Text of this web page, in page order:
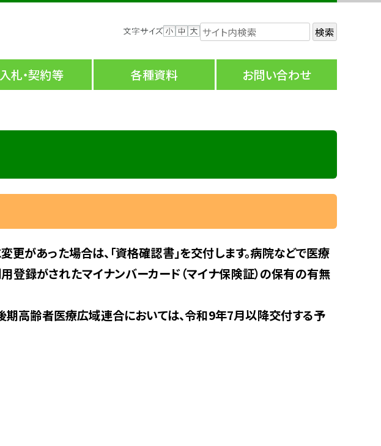
検索
入札・契約等 各種資料 お問い合わせ
あった場合は、「資格確認書」を交付します。病院などで医療
登録がされたマイナンバーカード（マイナ保険証）の保有の有無
期高齢者医療広域連合においては、令和9年7月以降交付する予